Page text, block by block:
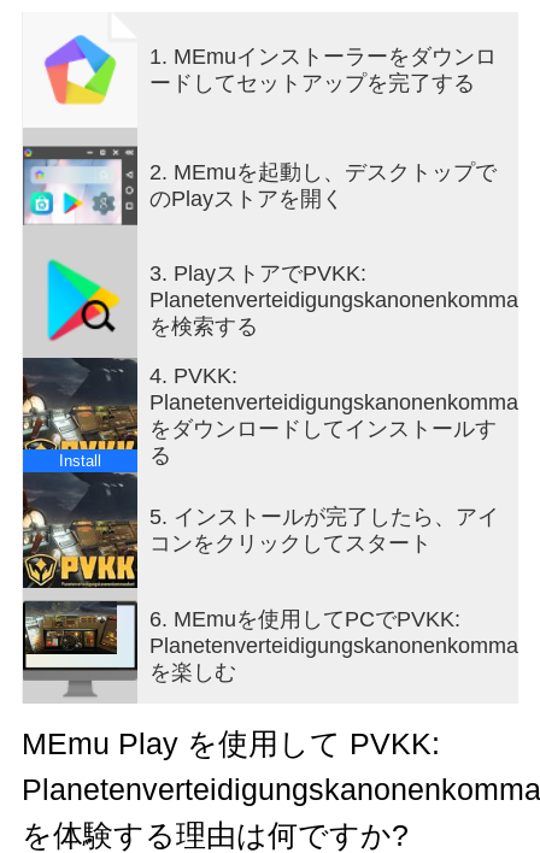
mission objectives and tactical advice. Success
depends on pressing the right buttons at the right
time to fire your cannon accurately and efficiently.
challenging, requiring players to adapt their tactics
and prioritize targets to prevent breaches. Beyond
the intense action, PVKK adds a layer of immersive
simulation by placing you in the bunker
an interactive space where you manage daily
routines, such as sipping your tea ration—a small
but meaningful detail that adds to the game's
atmosphere and character. This blend of mundane
tasks with high-stakes defense creates a
compelling contrast, making the experience feel
grounded despite the sci-fi premise. The game’s
controls are designed to be intuitive yet demanding.
Players must balance rapid-fire sequences with
cooldown periods and ammunition management.
Missteps can lead to catastrophic consequences,
emphasizing the importance of precision and
timing. The interface includes various indicators
and alerts, helping you track enemy positions,
cannon status, and remaining resources, all critical
for maintaining planetary security. Visually, PVKK
embraces a minimalist but effective design,
focusing on clarity and functionality. The bunker’s
interior is depicted with cozy details that contrast
with the starkness of space outside, reinforcing the
feeling of isolation and responsibility. Enemy ships
and projectiles are clearly distinguishable, allowing
1. MEmuインストーラーをダウンロ
ードしてセットアップを完了する
2. MEmuを起動し、デスクトップで
のPlayストアを開く
3. PlayストアでPVKK:
を検索する
Install
4. PVKK:
をダウンロードしてインストールす
る
5. インストールが完了したら、アイ
コンをクリックしてスタート
6. MEmuを使用してPCでPVKK:
を楽しむ
MEmu Play を使用して PVKK:
を体験する理由は何ですか?